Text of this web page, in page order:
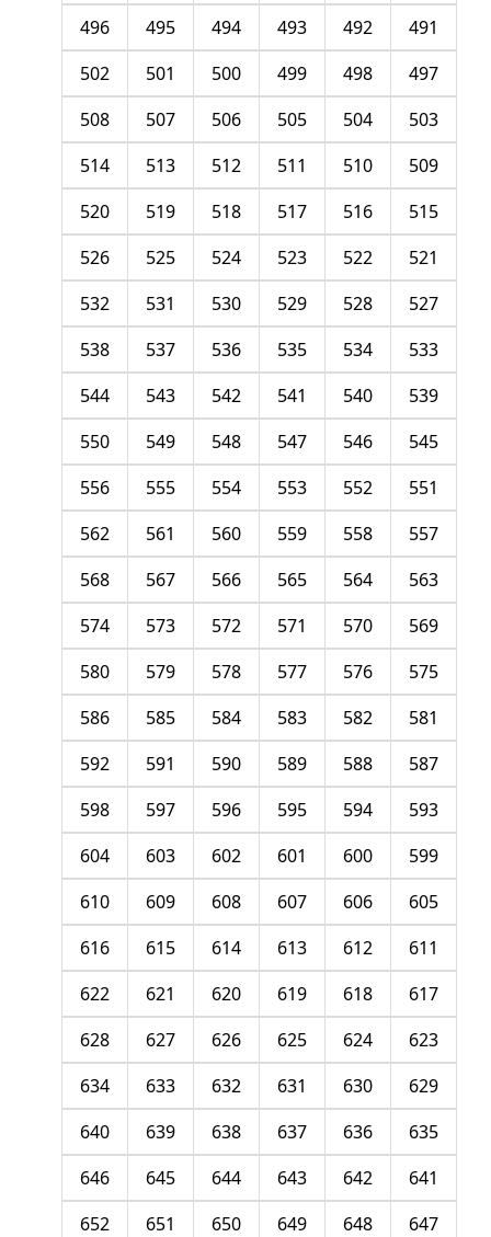
491
492
493
494
495
496
497
498
499
500
501
502
503
504
505
506
507
508
509
510
511
512
513
514
515
516
517
518
519
520
521
522
523
524
525
526
527
528
529
530
531
532
533
534
535
536
537
538
539
540
541
542
543
544
545
546
547
548
549
550
551
552
553
554
555
556
557
558
559
560
561
562
563
564
565
566
567
568
569
570
571
572
573
574
575
576
577
578
579
580
581
582
583
584
585
586
587
588
589
590
591
592
593
594
595
596
597
598
599
600
601
602
603
604
605
606
607
608
609
610
611
612
613
614
615
616
617
618
619
620
621
622
623
624
625
626
627
628
629
630
631
632
633
634
635
636
637
638
639
640
641
642
643
644
645
646
647
648
649
650
651
652